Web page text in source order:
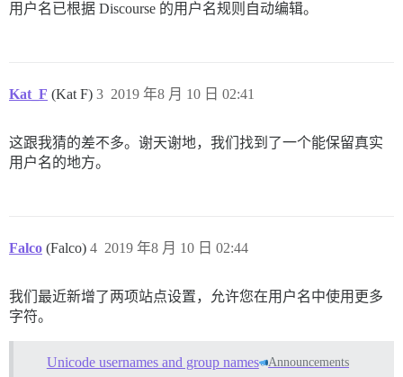
用户名已根据 Discourse 的用户名规则自动编辑。
Kat_F (Kat F) 2019 年8 月 10 日 02:41
3
这跟我猜的差不多。谢天谢地，我们找到了一个能保留真实
用户名的地方。
Falco (Falco) 2019 年8 月 10 日 02:44
4
我们最近新增了两项站点设置，允许您在用户名中使用更多
字符。
Unicode usernames and group names Announcements